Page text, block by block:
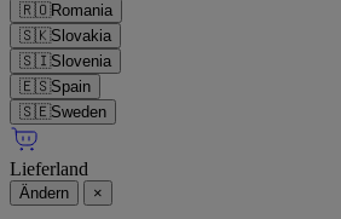
🇷🇴Romania
🇸🇰Slovakia
🇸🇮Slovenia
🇪🇸Spain
🇸🇪Sweden
Lieferland
Ändern ×